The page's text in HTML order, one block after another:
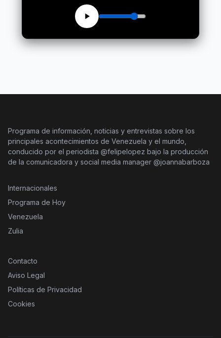
Programa de información, noticias y entrevistas sobre los
principales acontecimientos de Venezuela y el mundo,
conducido por el periodista @felipelopez bajo la producción
de la comunicadora y social media manager @joannabarboza
Internacionales
Programa de Hoy
Venezuela
Zulia
Contacto
Aviso Legal
Políticas de Privacidad
Cookies